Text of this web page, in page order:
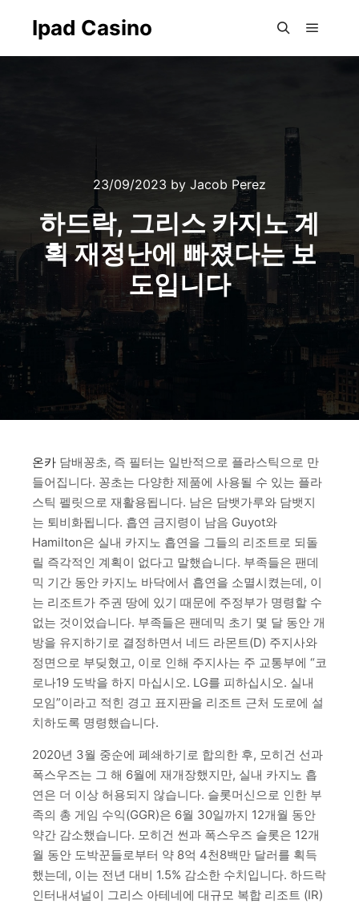
Ipad Casino
23/09/2023 by Jacob Perez
하드락, 그리스 카지노 계
획 재정난에 빠졌다는 보
도입니다
온카 담배꽁초, 즉 필터는 일반적으로 플라스틱으로 만
들어집니다. 꽁초는 다양한 제품에 사용될 수 있는 플라
스틱 펠릿으로 재활용됩니다. 남은 담뱃가루와 담뱃지
는 퇴비화됩니다. 흡연 금지령이 남음 Guyot와
Hamilton은 실내 카지노 흡연을 그들의 리조트로 되돌
릴 즉각적인 계획이 없다고 말했습니다. 부족들은 팬데
믹 기간 동안 카지노 바닥에서 흡연을 소멸시켰는데, 이
는 리조트가 주권 땅에 있기 때문에 주정부가 명령할 수
없는 것이었습니다. 부족들은 팬데믹 초기 몇 달 동안 개
방을 유지하기로 결정하면서 네드 라몬트(D) 주지사와
정면으로 부딪혔고, 이로 인해 주지사는 주 교통부에 “코
로나19 도박을 하지 마십시오. LG를 피하십시오. 실내
모임”이라고 적힌 경고 표지판을 리조트 근처 도로에 설
치하도록 명령했습니다.
2020년 3월 중순에 폐쇄하기로 합의한 후, 모히건 선과
폭스우즈는 그 해 6월에 재개장했지만, 실내 카지노 흡
연은 더 이상 허용되지 않습니다. 슬롯머신으로 인한 부
족의 총 게임 수익(GGR)은 6월 30일까지 12개월 동안
약간 감소했습니다. 모히건 썬과 폭스우즈 슬롯은 12개
월 동안 도박꾼들로부터 약 8억 4천8백만 달러를 획득
했는데, 이는 전년 대비 1.5% 감소한 수치입니다. 하드락
인터내셔널이 그리스 아테네에 대규모 복합 리조트 (IR)